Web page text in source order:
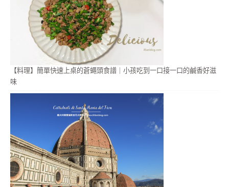
【料理】簡單快速上桌的蒼蠅頭食譜｜小孩吃到一口接一口的鹹香好滋
味